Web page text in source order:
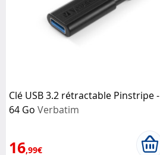
Clé USB 3.2 rétractable Pinstripe -
64 Go Verbatim
16,99€